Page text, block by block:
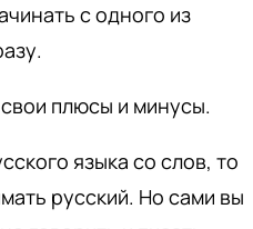
с одного из
плюсы и минусы.
языка со слов, то
русский. Но сами вы